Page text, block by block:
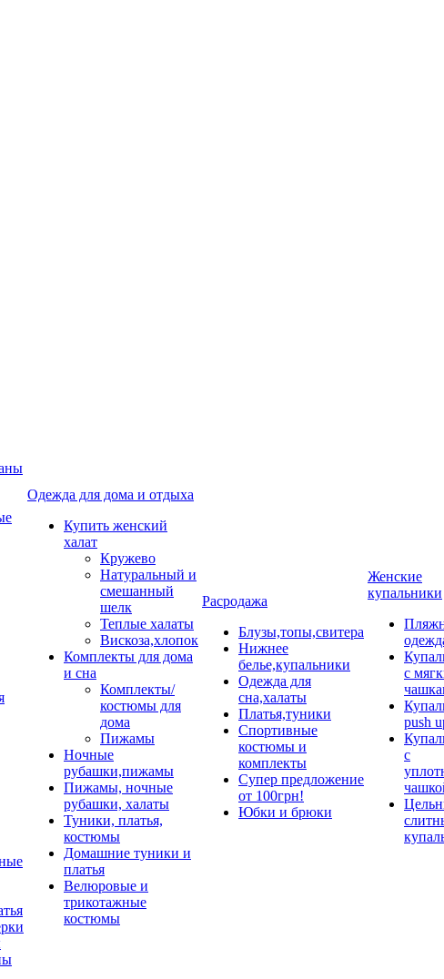
Одежда для дома и отдыха
Купить женский
халат
Кружево
Натуральный и
смешанный
шелк
Теплые халаты
Вискоза,хлопок
Комплекты для дома
и сна
Комплекты/
костюмы для
дома
Пижамы
Ночные
рубашки,пижамы
Пижамы, ночные
рубашки, халаты
Туники, платья,
костюмы
Домашние туники и
платья
Велюровые и
трикотажные
костюмы
Расродажа
Блузы,топы,свитера
Нижнее
белье,купальники
Одежда для
сна,халаты
Платья,туники
Спортивные
костюмы и
комплекты
Супер предложение
от 100грн!
Юбки и брюки
Женские
купальники
с
push
с